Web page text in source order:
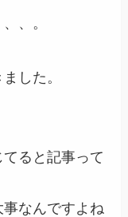
、。
した。
てると記事って
なんですよね